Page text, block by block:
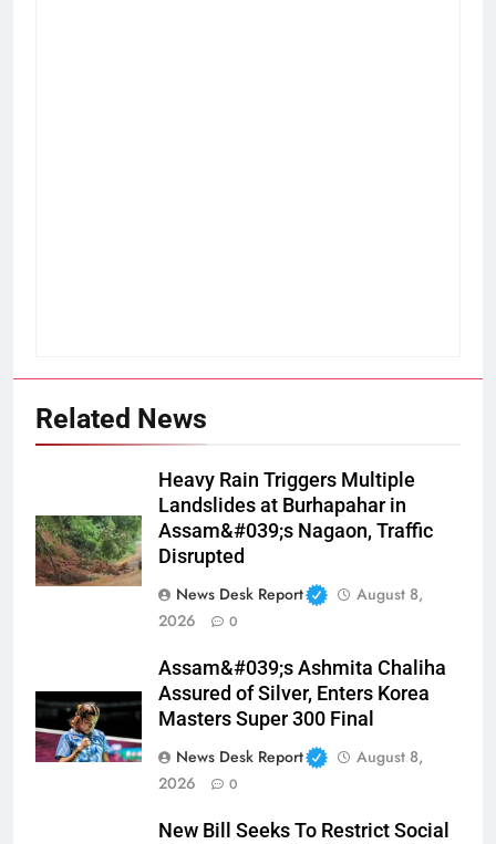
Related News
Heavy Rain Triggers Multiple
Landslides at Burhapahar in
Assam&#039;s Nagaon, Traffic
Disrupted
News Desk Report
August 8,
2026
0
Assam&#039;s Ashmita Chaliha
Assured of Silver, Enters Korea
Masters Super 300 Final
News Desk Report
August 8,
2026
0
New Bill Seeks To Restrict Social